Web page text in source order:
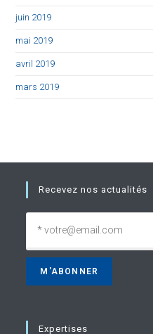
juin 2019
mai 2019
avril 2019
mars 2019
Recevez nos actualités
Expertises